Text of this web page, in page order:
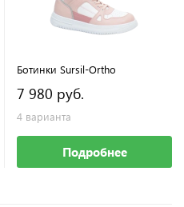
Ботинки Sursil-Ortho
7 980 руб.
4 варианта
Подробнее